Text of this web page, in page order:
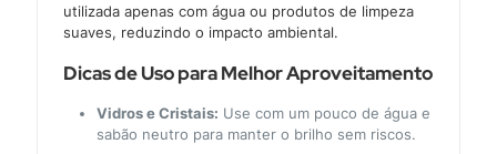
utilizada apenas com água ou produtos de limpeza
suaves, reduzindo o impacto ambiental.
Dicas de Uso para Melhor Aproveitamento
Vidros e Cristais: Use com um pouco de água e
sabão neutro para manter o brilho sem riscos.